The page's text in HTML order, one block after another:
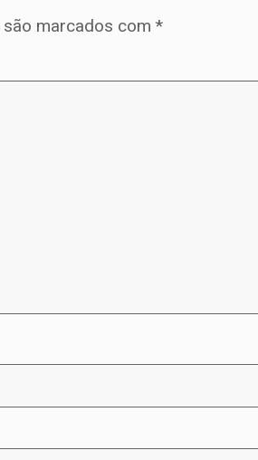
marcados com*